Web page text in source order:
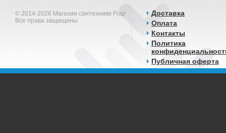
© 2014-2026 Магазин сантехники Frap
Все права защищены
Доставка
Оплата
Контакты
Политика
Публичная оферта